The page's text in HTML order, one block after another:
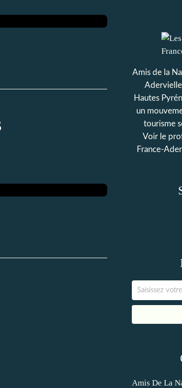
Amis De La
Amis de la
Hautes
un
tourisme
Voir le
France-